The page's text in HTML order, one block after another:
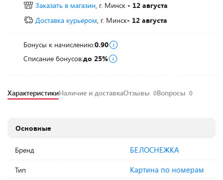
Заказать в магазин, г. Минск - 12 августа
Доставка курьером, г. Минск- 12 августа
Бонусы к начислению:0.90
Списание бонусов:до 25%
ХарактеристикиНаличие и доставкаОтзывы 0Вопросы 0
Основные
Бренд БЕЛОСНЕЖКА
Тип Картина по номерам